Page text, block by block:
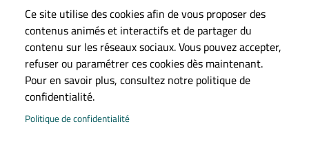
Châteauneuf-la-Forêt|La Croisille-sur-Briance|
Linards|Masléon|Neuvic-Entier|Roziers-Saint-
Georges|Saint-Gilles-les-Forêts|Saint-Méard|
Surdoux|Sussac
Ce site utilise des cookies afin de vous proposer des
contenus animés et interactifs et de partager du
contenu sur les réseaux sociaux. Vous pouvez accepter,
refuser ou paramétrer ces cookies dès maintenant.
Pour en savoir plus, consultez notre politique de
confidentialité.
Politique de confidentialité
Pied de page
AccueilPlan du site
Données personnellesAccessibilité : Non conforme